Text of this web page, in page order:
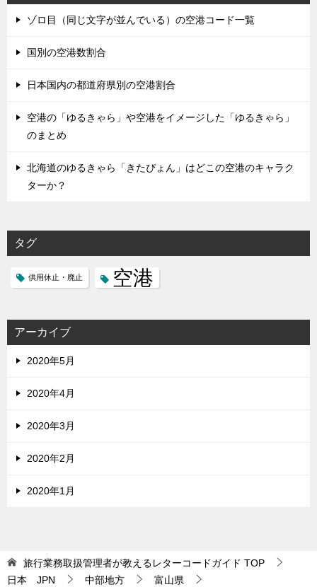
ゾロ目（同じ文字が並んでいる）の空港コード一覧
国別の空港数割合
日本国内の都道府県別の空港割合
空港の「ゆるきゃら」や空港をイメージした「ゆるきゃら」
のまとめ
北海道のゆるきゃら「きたぴょん」はどこの空港のキャラク
ターか？
タグ
供用休止・廃止 空港
アーカイブ
2020年5月
2020年4月
2020年3月
2020年2月
2020年1月
旅行業務取扱管理者が教えるレターコードガイド TOP
日本 JPN
中部地方 富山県